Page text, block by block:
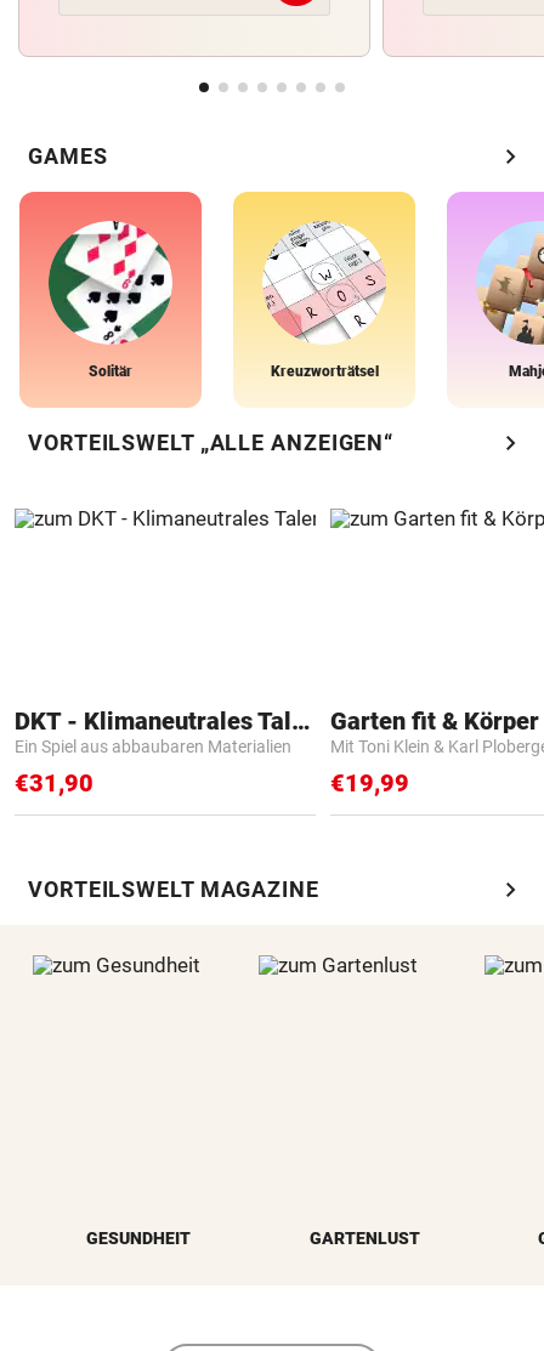
GAMES chevron_right
Solitär Kreuzworträtsel
VORTEILSWELT „ALLE ANZEIGEN“ chevron_right
DKT - Klimaneutrales Talent
Ein Spiel aus abbaubaren Materialien
€31,90
Garten fit &
Mit Toni Klein & Karl
€19,99
VORTEILSWELT MAGAZINE chevron_right
GESUNDHEIT GARTENLUST